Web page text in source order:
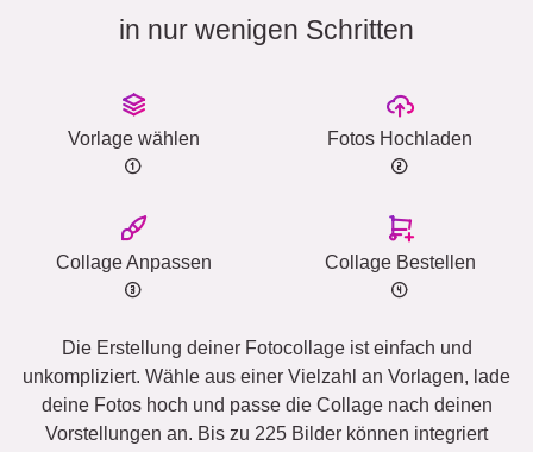
in nur wenigen Schritten
Vorlage wählen Fotos Hochladen
Collage Anpassen Collage Bestellen
Die Erstellung deiner Fotocollage ist einfach und
unkompliziert. Wähle aus einer Vielzahl an Vorlagen, lade
deine Fotos hoch und passe die Collage nach deinen
Vorstellungen an. Bis zu 225 Bilder können integriert